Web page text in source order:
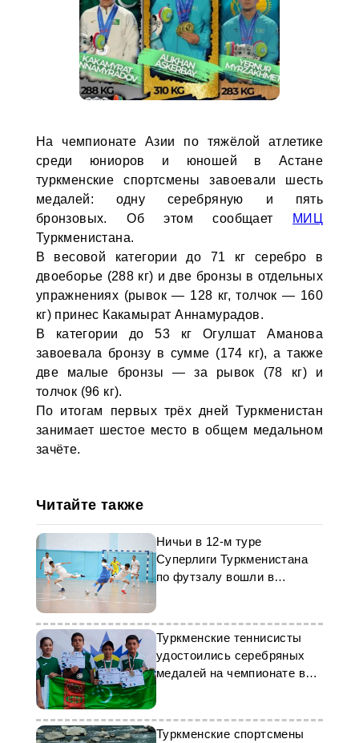
На чемпионате Азии по тяжёлой атлетике
среди юниоров и юношей в Астане
туркменские спортсмены завоевали шесть
медалей: одну серебряную и пять
бронзовых. Об этом сообщает
МИЦ
Туркменистана.
В весовой категории до 71 кг серебро в
двоеборье (288 кг) и две бронзы в отдельных
упражнениях (рывок — 128 кг, толчок — 160
кг) принес Какамырат Аннамурадов.
В категории до 53 кг Огулшат Аманова
завоевала бронзу в сумме (174 кг), а также
две малые бронзы — за рывок (78 кг) и
толчок (96 кг).
По итогам первых трёх дней Туркменистан
занимает шестое место в общем медальном
зачёте.
Читайте также
Ничьи в 12-м туре
Суперлиги Туркменистана
по футзалу вошли в
Туркменские теннисисты
удостоились серебряных
медалей на чемпионате в
Душанбе
Туркменские спортсмены